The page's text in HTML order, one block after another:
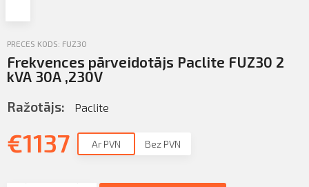
Iziet
PIETEIKTIES
PRECES KODS: FUZ30
Frekvences pārveidotājs Paclite FUZ30 2
kVA 30A ,230V
Ražotājs: Paclite
€1137 Ar PVN Bez PVN